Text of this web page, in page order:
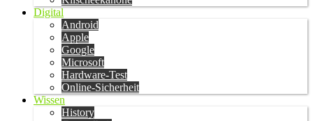
Digital
Android
Apple
Google
Microsoft
Hardware-Test
Online-Sicherheit
Wissen
History